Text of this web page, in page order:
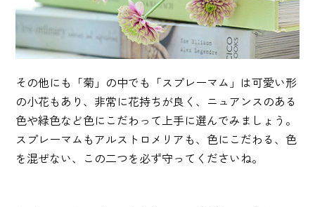
その他にも「菊」の中でも「スプレーマム」は可愛い形
の小花もあり、非常に花持ちが良く、ニュアンスのある
色や緑色など色にこだわって上手に選んでみましょう。
スプレーマムもアルストロメリアも、色にこだわる、色
を混ぜない、この二つを必ず守ってくださいね。